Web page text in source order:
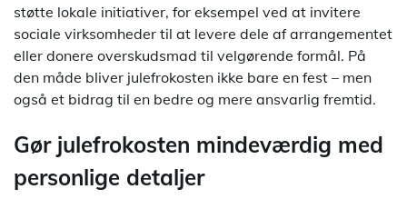
støtte lokale initiativer, for eksempel ved at invitere
sociale virksomheder til at levere dele af arrangementet
eller donere overskudsmad til velgørende formål. På
den måde bliver julefrokosten ikke bare en fest – men
også et bidrag til en bedre og mere ansvarlig fremtid.
Gør julefrokosten mindeværdig med
personlige detaljer